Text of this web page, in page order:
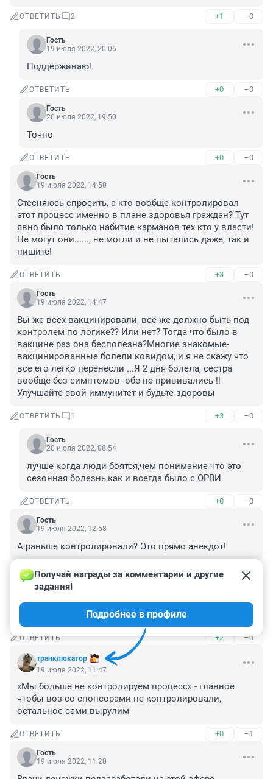
ОТВЕТИТЬ 2 +1 –0
Гость
19 июля 2022, 20:06
Поддерживаю!
ОТВЕТИТЬ +0 –0
Гость
20 июля 2022, 19:50
Точно
ОТВЕТИТЬ +0 –0
Гость
19 июля 2022, 14:50
Стесняюсь спросить, а кто вообще контролировал
этот процесс именно в плане здоровья граждан? Тут
явно было только набитие карманов тех кто у власти!
Не могут они......, не могли и не пытались даже, так и
пишите!
ОТВЕТИТЬ +3 –0
Гость
19 июля 2022, 14:47
Вы же всех вакцинировали, все же должно быть под
контролем по логике?? Или нет? Тогда что было в
вакцине раз она бесполезна?Многие знакомые-
вакцинированные болели ковидом, и я не скажу что
все его легко перенесли ...Я 2 дня болела, сестра
вообще без симптомов -обе не прививались !!
Улучшайте свой иммунитет и будьте здоровы
ОТВЕТИТЬ 1 +3 –0
Гость
20 июля 2022, 08:54
лучше когда люди боятся,чем понимание что это
сезонная болезнь,как и всегда было с ОРВИ
ОТВЕТИТЬ +0 –0
Гость
19 июля 2022, 12:58
А раньше контролировали? Это прямо анекдот!
ОТВЕТИТЬ –0
Гость
Царь сказал не болеть
ОТВЕТИТЬ +2 –0
транклюкатор
Получай награды за комментарии и другие
задания!
Подробнее в профиле
19 июля 2022, 11:47
«Мы больше не контролируем процесс» - главное
чтобы воз со спонсорами не контролировали,
остальное сами вырулим
ОТВЕТИТЬ +0 –1
Гость
19 июля 2022, 11:20